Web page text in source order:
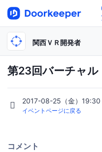
関西ＶＲ開発者
第23回バーチャ
2017-08-25（金）
イベントページに戻る
コメント